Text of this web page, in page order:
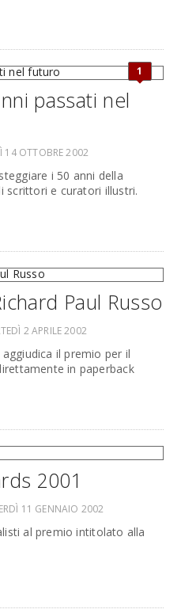
1
passati nel
14 OTTOBRE 2002
i 50 anni della
scrittori e curatori illustri.
Paul Russo
2 APRILE 2002
il premio per il
in paperback
2001
11 GENNAIO 2002
al premio intitolato alla